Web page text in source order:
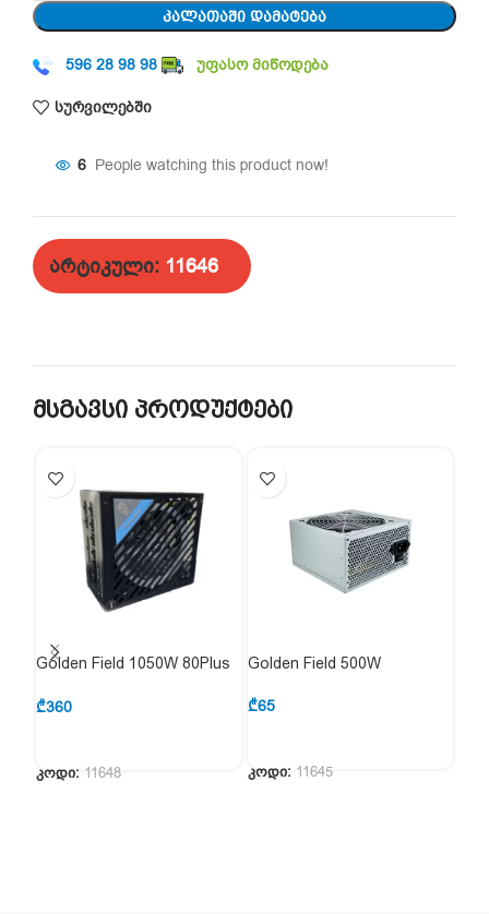
ᲙᲐᲚᲐᲗᲐᲨᲘ ᲓᲐᲛᲐᲢᲔᲑᲐ
596 28 98 98 უფასო მიწოდება
სურვილებში
6 People watching this product now!
არტიკული: 11646
მსგავსი პროდუქტები
Golden Field 1050W 80Plus
₾360
კოდი: 11648
Golden Field 500W
₾65
კოდი: 11645